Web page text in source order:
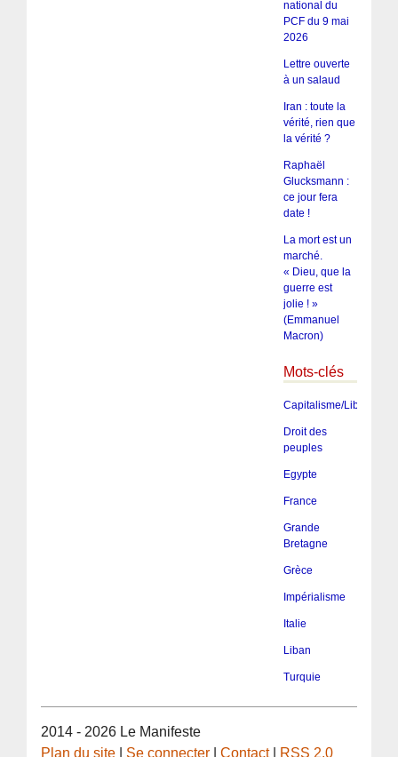
national du
PCF du 9 mai
2026
Lettre ouverte
à un salaud
Iran : toute la
vérité, rien que
la vérité ?
Raphaël
Glucksmann :
ce jour fera
date !
La mort est un
marché.
« Dieu, que la
guerre est
jolie ! »
(Emmanuel
Macron)
Mots-clés
Capitalisme/
Droit des
peuples
Egypte
France
Grande
Bretagne
Grèce
Impérialisme
Italie
Liban
Turquie
2014 - 2026 Le Manifeste
Plan du site
Se connecter |Contact| RSS 2.0